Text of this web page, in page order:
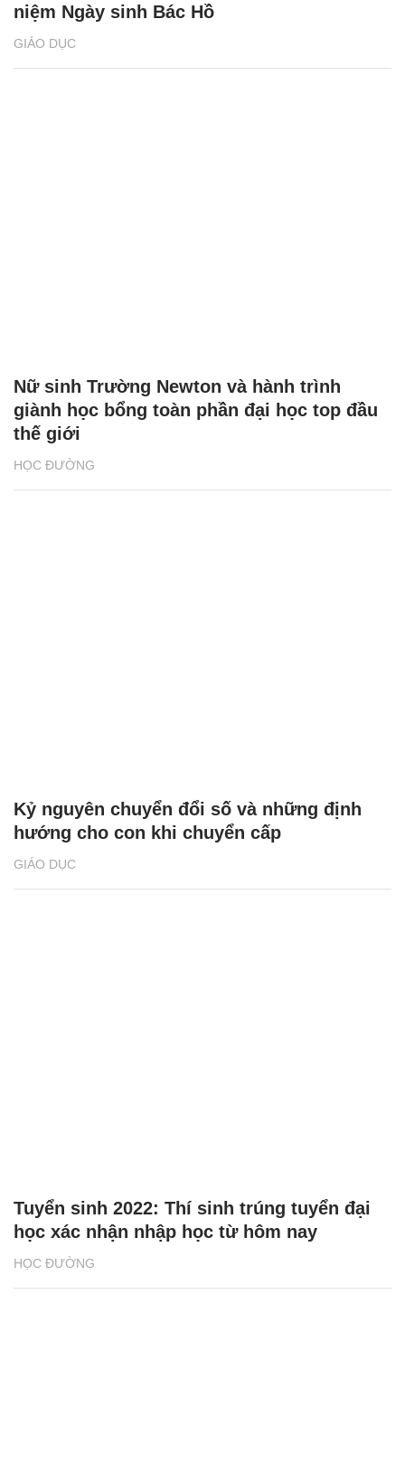
GIÁO DỤC
niệm Ngày sinh Bác Hồ
HỌC ĐƯỜNG
Nữ sinh Trường Newton và hành trình
giành học bổng toàn phần đại học top đầu
thế giới
GIÁO DỤC
Kỷ nguyên chuyển đổi số và những định
hướng cho con khi chuyển cấp
HỌC ĐƯỜNG
Tuyển sinh 2022: Thí sinh trúng tuyển đại
học xác nhận nhập học từ hôm nay